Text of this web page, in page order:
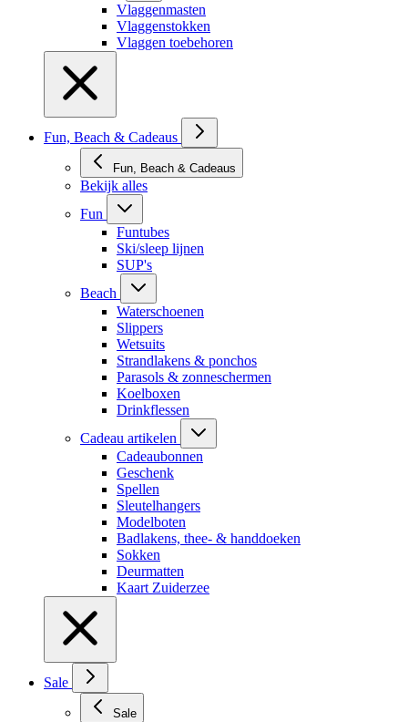
Vlaggenmasten
Vlaggenstokken
Vlaggen toebehoren
Fun, Beach & Cadeaus
Fun, Beach & Cadeaus
Bekijk alles
Fun
Funtubes
Ski/sleep lijnen
SUP's
Beach
Waterschoenen
Slippers
Wetsuits
Strandlakens & ponchos
Parasols & zonneschermen
Koelboxen
Drinkflessen
Cadeau artikelen
Cadeaubonnen
Geschenk
Spellen
Sleutelhangers
Modelboten
Badlakens, thee- & handdoeken
Sokken
Deurmatten
Kaart Zuiderzee
Sale
Sale